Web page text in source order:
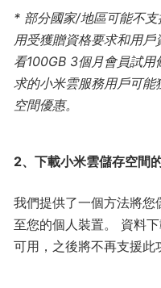
* 部分國家/地區可能不
用受獲贈資格要求和用
看100GB 3個月會員試
求的小米雲服務用戶可
空間優惠。
2、下載小米雲儲存空間
我們提供了一個方法將
至您的個人裝置。 資料
可用，之後將不再支援此